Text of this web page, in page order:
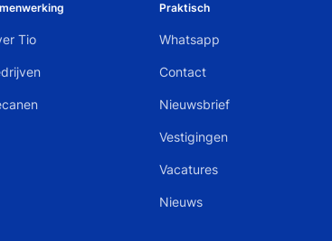
Tio
Praktisch
Whatsapp
Contact
Nieuwsbrief
Vestigingen
Vacatures
Nieuws